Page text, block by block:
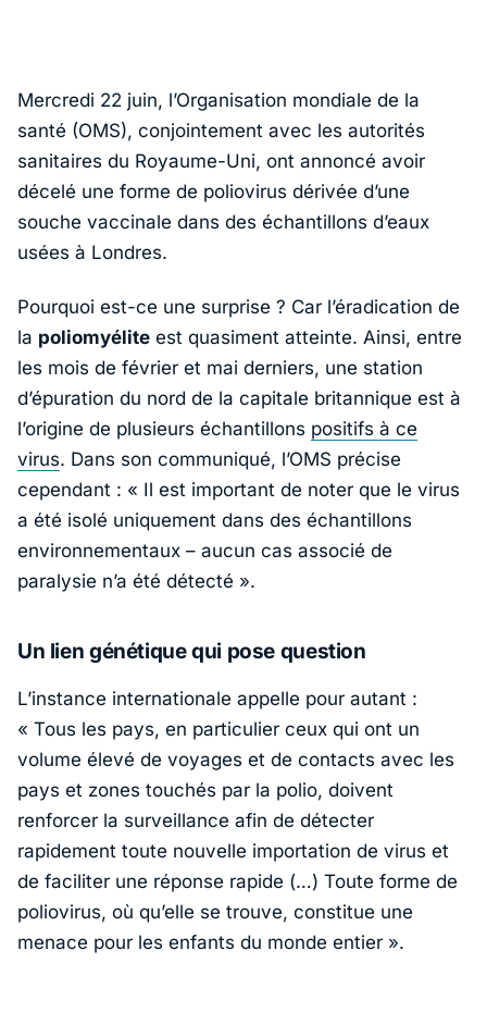
Mercredi 22 juin, l’Organisation mondiale de la
santé (OMS), conjointement avec les autorités
sanitaires du Royaume-Uni, ont annoncé avoir
décelé une forme de poliovirus dérivée d’une
souche vaccinale dans des échantillons d’eaux
usées à Londres.
Pourquoi est-ce une surprise ? Car l’éradication de
la poliomyélite est quasiment atteinte. Ainsi, entre
les mois de février et mai derniers, une station
d’épuration du nord de la capitale britannique est à
l’origine de plusieurs échantillons positifs à ce
virus. Dans son communiqué, l’OMS précise
cependant : « Il est important de noter que le virus
a été isolé uniquement dans des échantillons
environnementaux – aucun cas associé de
paralysie n’a été détecté ».
Un lien génétique qui pose question
L’instance internationale appelle pour autant :
« Tous les pays, en particulier ceux qui ont un
volume élevé de voyages et de contacts avec les
pays et zones touchés par la polio, doivent
renforcer la surveillance afin de détecter
rapidement toute nouvelle importation de virus et
de faciliter une réponse rapide (…) Toute forme de
poliovirus, où qu’elle se trouve, constitue une
menace pour les enfants du monde entier ».